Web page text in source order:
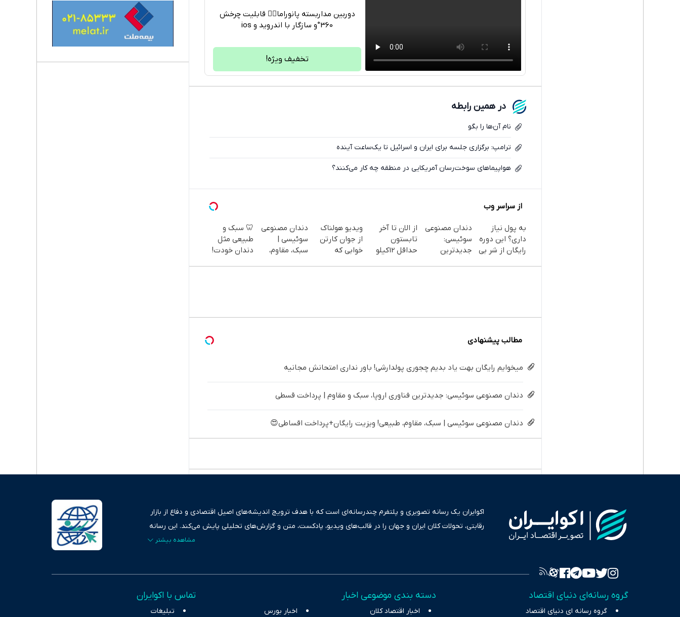
تلگرام
فیسبوک
دوربین مداربسته پانوراما👈🏻 قابلیت چرخش
360°و سازگار با اندروید و ios
تخفیف ویژه!
در همین رابطه
نام آن‌ها را بگو
ترامپ: برگزاری جلسه برای ایران و اسرائیل تا یک‌ساعت آینده
هواپیماهای سوخت‌رسان آمریکایی در منطقه چه کار می‌کنند؟
از سراسر وب
به پول نیاز
داری؟ این دوره
رایگان از شر بی
دندان مصنوعی
سوئیسی:
جدیدترین
از الان تا آخر
تابستون
حداقل 12کیلو
ویدیو هولناک
از جوان کارتن
خوابی که
دندان مصنوعی
سوئیسی |
سبک، مقاوم،
🦷 سبک و
طبیعی مثل
دندان خودت!
مطالب پیشنهادی
میخوایم رایگان بهت یاد بدیم چجوری پولدارشی! باور نداری امتحانش مجانیه
دندان مصنوعی سوئیسی: جدیدترین فناوری اروپا، سبک و مقاوم | پرداخت قسطی
دندان مصنوعی سوئیسی | سبک، مقاوم، طبیعی! ویزیت رایگان+پرداخت اقساطی😍
اکوایران یک رسانه تصویری و پلتفرم چندرسانه‌ای است که با هدف ترویج اندیشه‌های اصیل اقتصادی و دفاع از بازار
رقابتی، تحولات کلان ایران و جهان را در قالب‌های ویدیو، پادکست، متن و گزارش‌های تحلیلی پایش می‌کند. این رسانه
به عنوان منبعی دقیق و قابل اعتماد، فراتر از اطلاع‌رسانی صرف، به تبیین سیاست‌ها و کارکردهای بازارهای مالی،
چالش‌های فقر و بیکاری را جست‌وجو کرده و در کنار تحلیل آمارها، نیازهای خبری مخاطبان در حوزه‌های اثرگذار بر
اقتصاد را با رویکردی حرفه‌ای و روزآمد پوشش می‌دهیم.
گروه رسانه‌ای دنیای اقتصاد
گروه رسانه ای دنیای اقتصاد
دسته بندی موضوعی اخبار
اخبار اقتصاد کلان اخبار بورس
تماس با اکوایران
تبلیغات